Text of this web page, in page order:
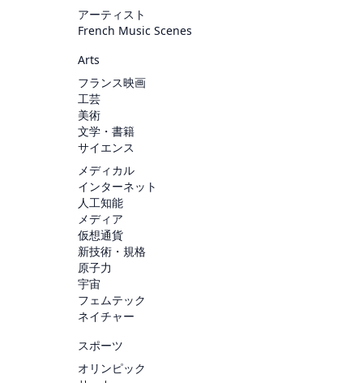
アーティスト
French Music Scenes
Arts
フランス映画
工芸
美術
文学・書籍
サイエンス
メディカル
インターネット
人工知能
メディア
仮想通貨
新技術・規格
原子力
宇宙
フェムテック
ネイチャー
スポーツ
オリンピック